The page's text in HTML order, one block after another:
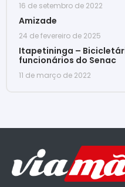
16 de setembro de 2022
Amizade
24 de fevereiro de 2025
Itapetininga –
funcionários do Senac
11 de março de 2022